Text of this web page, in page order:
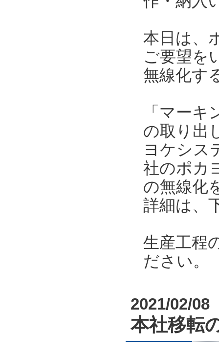
本日は、
ご要望を
無線化す
「マー
の取り出
ヨケシス
社のポカ
の無線化
詳細は、
生産工程
ださい。
2021/02/08
本社移転